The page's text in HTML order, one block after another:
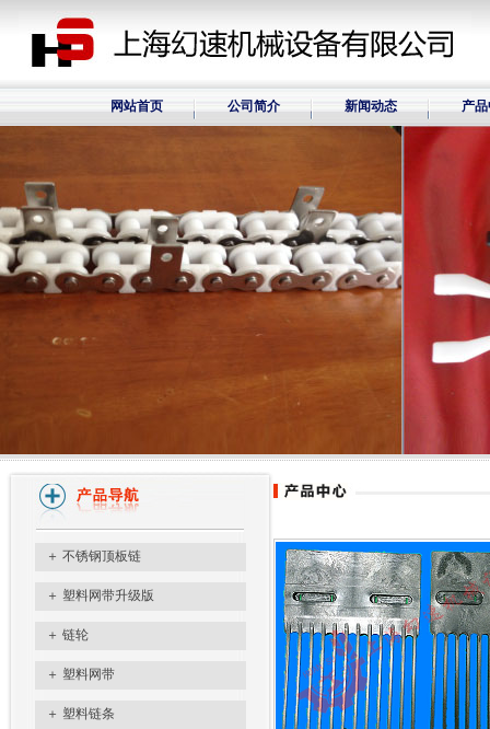
网站首页 公司简介 新闻动态 产
＋ 不锈钢顶板链
＋ 塑料网带升级版
＋ 链轮
＋ 塑料网带
＋ 塑料链条